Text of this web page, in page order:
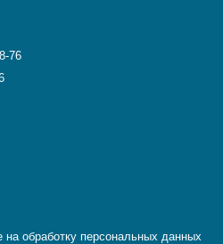
76
на обработку персональных данных